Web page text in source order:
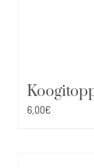
6,00€